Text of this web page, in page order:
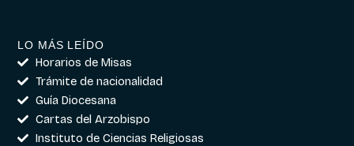
LO MÁS LEÍDO
Horarios de Misas
Trámite de nacionalidad
Guía Diocesana
Cartas del Arzobispo
Instituto de Ciencias Religiosas